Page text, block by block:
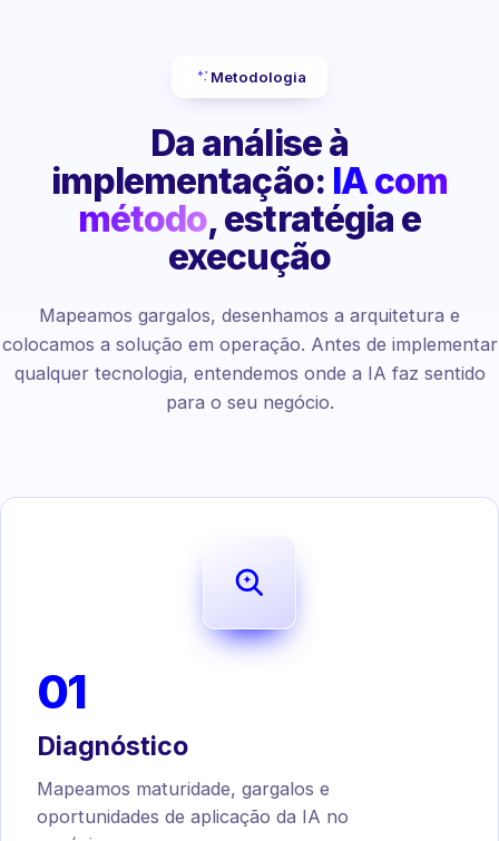
Metodologia
Da análise à
implementação: IA com
método, estratégia e
execução
Mapeamos gargalos, desenhamos a arquitetura e
colocamos a solução em operação. Antes de implementar
qualquer tecnologia, entendemos onde a IA faz sentido
para o seu negócio.
01
Diagnóstico
Mapeamos maturidade, gargalos e
oportunidades de aplicação da IA no